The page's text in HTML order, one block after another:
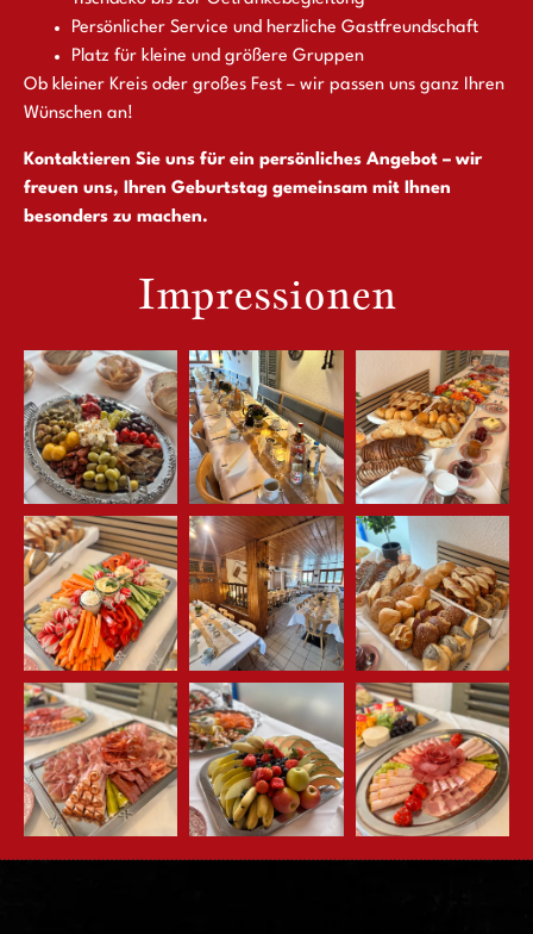
Persönlicher Service und herzliche Gastfreundschaft
Platz für kleine und größere Gruppen
Ob kleiner Kreis oder großes Fest – wir passen uns ganz Ihren
Wünschen an!
Kontaktieren Sie uns für ein persönliches Angebot – wir
freuen uns, Ihren Geburtstag gemeinsam mit Ihnen
besonders zu machen.
Impressionen